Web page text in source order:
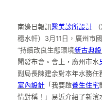
南邊日報訊醫美診所設計
穗水軒）3月11日，廣州市
“持續改良生態環境新古典
聞發布會。會上，廣州市水
副局長陳建余對本年水務任
室內設計 「我要啟養生住宅
情對稱！」易近介紹了新濱